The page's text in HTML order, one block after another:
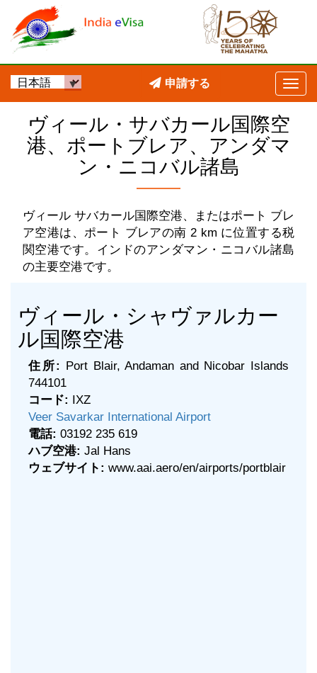
申請する
ヴィール・サバカール国際空
港、ポートブレア、アンダマ
ン・ニコバル諸島
ヴィール サバカール国際空港、またはポート ブレ
ア空港は、ポート ブレアの南 2 km に位置する税
関空港です。インドのアンダマン・ニコバル諸島
の主要空港です。
ヴィール・シャヴァルカー
ル国際空港
住所: Port Blair, Andaman and Nicobar Islands
744101
コード: IXZ
Veer Savarkar International Airport
電話: 03192 235 619
ハブ空港: Jal Hans
ウェブサイト: www.aai.aero/en/airports/portblair